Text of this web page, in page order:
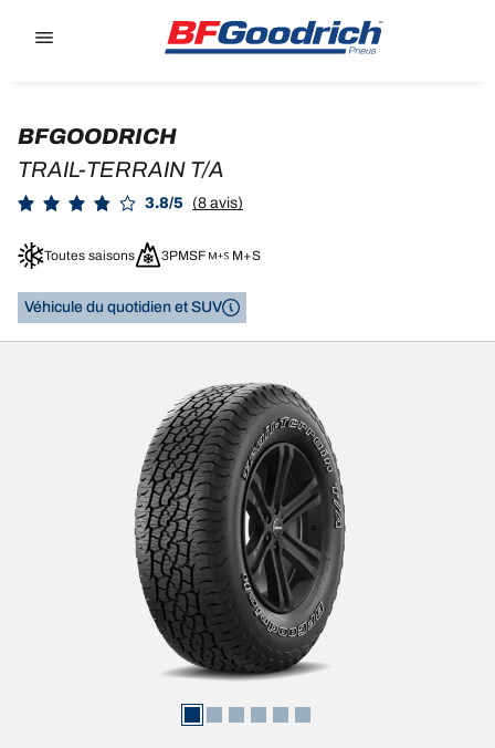
BFGOODRICH
TRAIL-TERRAIN T/A
3.8/5 (8 avis)
Toutes saisons 3PMSF M+S
Véhicule du quotidien et SUV